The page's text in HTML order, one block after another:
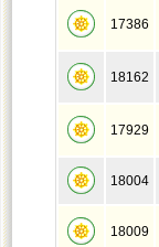
17386
18162
17929
18004
18009